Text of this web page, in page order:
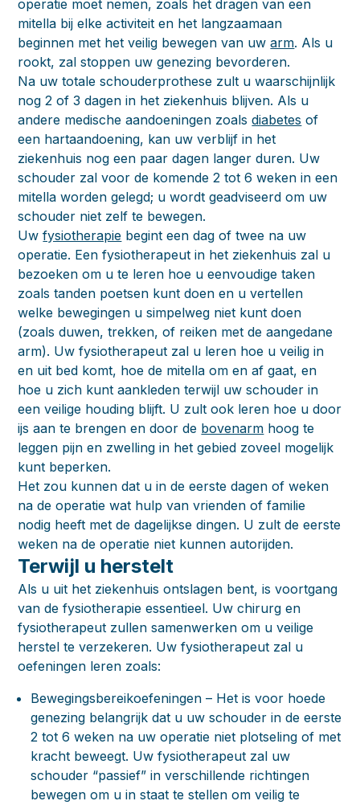
operatie moet nemen, zoals het dragen van een
mitella bij elke activiteit en het langzaamaan
beginnen met het veilig bewegen van uwarm. Als u
rookt, zal stoppen uw genezing bevorderen.
Na uw totale schouderprothese zult u waarschijnlijk
nog 2 of 3 dagen in het ziekenhuis blijven. Als u
andere medische aandoeningen zoalsdiabetes of
een hartaandoening, kan uw verblijf in het
ziekenhuis nog een paar dagen langer duren. Uw
schouder zal voor de komende 2 tot 6 weken in een
mitella worden gelegd; u wordt geadviseerd om uw
schouder niet zelf te bewegen.
Uwfysiotherapie begint een dag of twee na uw
operatie. Een fysiotherapeut in het ziekenhuis zal u
bezoeken om u te leren hoe u eenvoudige taken
zoals tanden poetsen kunt doen en u vertellen
welke bewegingen u simpelweg niet kunt doen
(zoals duwen, trekken, of reiken met de aangedane
arm). Uw fysiotherapeut zal u leren hoe u veilig in
en uit bed komt, hoe de mitella om en af gaat, en
hoe u zich kunt aankleden terwijl uw schouder in
een veilige houding blijft. U zult ook leren hoe u door
ijs aan te brengen en door de bovenarm hoog te
leggen pijn en zwelling in het gebied zoveel mogelijk
kunt beperken.
Het zou kunnen dat u in de eerste dagen of weken
na de operatie wat hulp van vrienden of familie
nodig heeft met de dagelijkse dingen. U zult de eerste
weken na de operatie niet kunnen autorijden.
Terwijl u herstelt
Als u uit het ziekenhuis ontslagen bent, is voortgang
van de fysiotherapie essentieel. Uw chirurg en
fysiotherapeut zullen samenwerken om u veilige
herstel te verzekeren. Uw fysiotherapeut zal u
oefeningen leren zoals:
Bewegingsbereikoefeningen – Het is voor hoede
genezing belangrijk dat u uw schouder in de eerste
2 tot 6 weken na uw operatie niet plotseling of met
kracht beweegt. Uw fysiotherapeut zal uw
schouder “passief” in verschillende richtingen
bewegen om u in staat te stellen om veilig te